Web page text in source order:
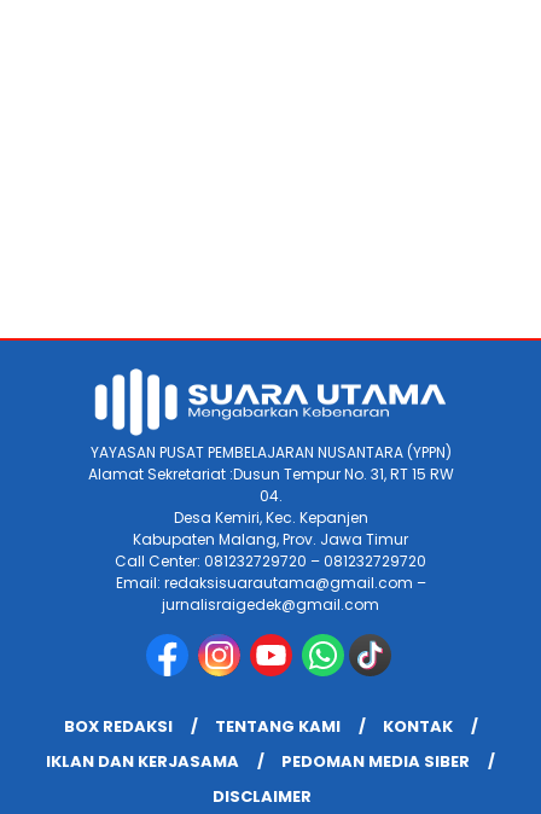
YAYASAN PUSAT PEMBELAJARAN NUSANTARA (YPPN)
Alamat Sekretariat :Dusun Tempur No. 31, RT 15 RW
04.
Desa Kemiri, Kec. Kepanjen
Kabupaten Malang, Prov. Jawa Timur
Call Center: 081232729720 – 081232729720
Email: redaksisuarautama@gmail.com –
jurnalisraigedek@gmail.com
BOX REDAKSI TENTANG KAMI
KONTAK
IKLAN DAN KERJASAMA
PEDOMAN MEDIA SIBER
DISCLAIMER